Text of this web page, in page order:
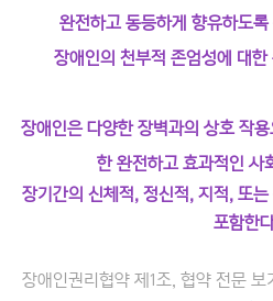
완전하고 동등하게 향유하도
장애인의 천부적 존엄성에 대
장애인은 다양한 장벽과의 상호 작
한완전하고 효과적인 사
장기간의 신체적, 정신적, 지적, 또
포함한
장애인권리협약 제1조, 협약 전문